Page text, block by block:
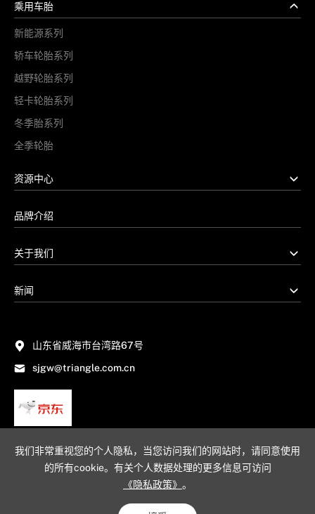
我们非常重视您的个人隐私，当您访问我们的网站时，请同意使用
的所有cookie。有关个人数据处理的更多信息可访问
《隐私政策》 。
乘用车胎
新能源系列
轿车轮胎系列
越野轮胎系列
轻卡轮胎系列
冬季胎系列
全季轮胎
资源中心
品牌介绍
关于我们
新闻
山东省威海市台湾路67号
sjgw@triangle.com.cn